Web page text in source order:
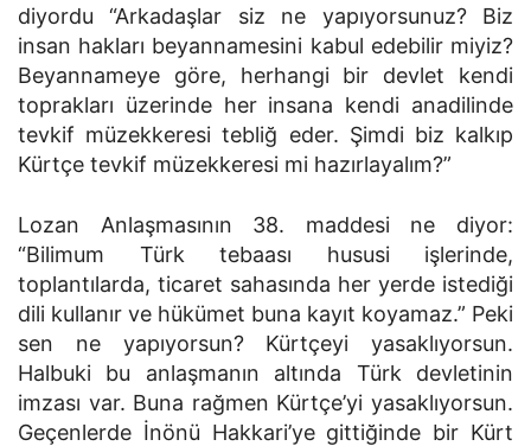
diyordu “Arkadaşlar siz ne yapıyorsunuz? Biz
insan hakları beyannamesini kabul edebilir miyiz?
Beyannameye göre, herhangi bir devlet kendi
toprakları üzerinde her insana kendi anadilinde
tevkif müzek­keresi tebliğ eder. Şimdi biz kalkıp
Kürtçe tevkif müzekkeresi mi hazırlayalım?”
Lozan Anlaşmasının 38. maddesi ne diyor:
“Bilimum Türk tebaası hususi işlerinde,
toplantılarda, ticaret sahasında her yerde istediği
dili kullanır ve hükümet buna kayıt koyamaz.” Peki
sen ne yapıyorsun? Kürtçeyi yasaklıyorsun.
Halbuki bu anlaşmanın altında Türk devletinin
imzası var. Buna rağmen Kürtçe’yi yasaklıyorsun.
Geçenlerde İnönü Hakkari’ye git­tiğinde bir Kürt